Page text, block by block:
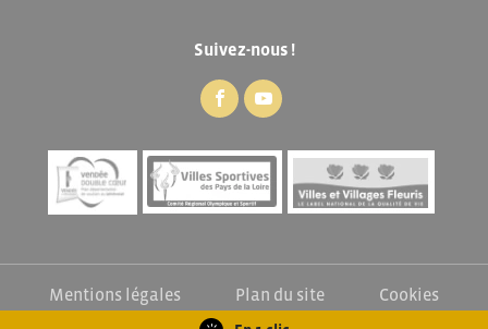
Suivez-nous !
Mentions légales Plan du site
Cookies
Exercez vos droits